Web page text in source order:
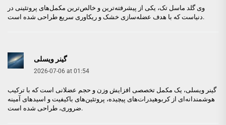
وی گلد ماسل تک، یکی از پیشرفته‌ترین و خالص‌ترین مکمل‌های پروتئینی در
دنیاست که با هدف عضله‌سازی خشک و ریکاوری سریع طراحی شده است.
گینر ویسلی
2026-07-06 at 01:54
گینر ویسلی، یک مکمل تخصصی افزایش وزن و حجم عضلانی است که با ترکیب
هوشمندانه‌ای از کربوهیدرات‌های پیچیده، پروتئین‌های باکیفیت و اسیدهای آمینه
ضروری، طراحی شده است.